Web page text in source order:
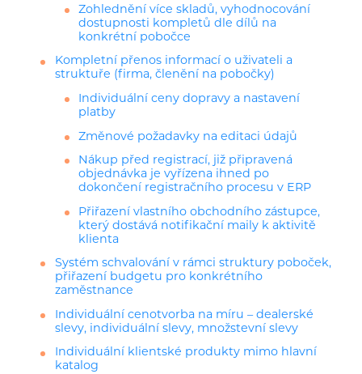
Zohlednění více skladů, vyhodnocování
dostupnosti kompletů dle dílů na
konkrétní pobočce
Kompletní přenos informací o uživateli a
struktuře (firma, členění na pobočky)
Individuální ceny dopravy a nastavení
platby
Změnové požadavky na editaci údajů
Nákup před registrací, již připravená
objednávka je vyřízena ihned po
dokončení registračního procesu v ERP
Přiřazení vlastního obchodního zástupce,
který dostává notifikační maily k aktivitě
klienta
Systém schvalování v rámci struktury poboček,
přiřazení budgetu pro konkrétního
zaměstnance
Individuální cenotvorba na míru – dealerské
slevy, individuální slevy, množstevní slevy
Individuální klientské produkty mimo hlavní
katalog